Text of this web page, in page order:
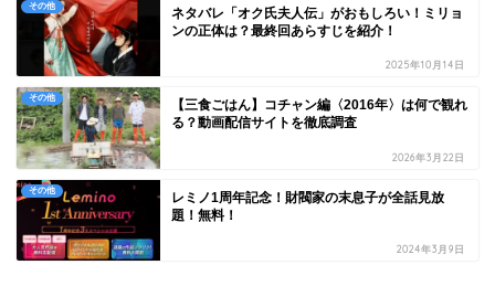
その他
ネタバレ「オク氏夫人伝」がおもしろい！ミリョ
ンの正体は？最終回あらすじを紹介！
2025年10月14日
その他
【三食ごはん】コチャン編〈2016年〉は何で観れ
る？動画配信サイトを徹底調査
2026年3月22日
その他
レミノ1周年記念！財閥家の末息子が全話見放
題！無料！
2024年3月9日